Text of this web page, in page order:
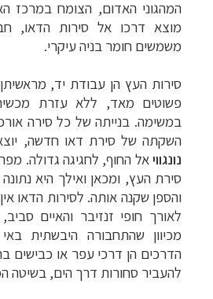
המהגוני האדום, הצומח במרכז
מוצא דרכו אל סירות הדאו,
משמשים חומר בניה עיקרי.
סירות העץ הן עבודת יד,
פשוטים מאד, ללא עזרת
במשימה. בנייתה של כל סירה
השקתה של סירת דאו חדשה,
נונגווי אל החוף, לחגיגה גדולה.
סירת העץ, ומכאן ואילך היא
והספן שקנה אותה. לסירות הדאו
לאורך חופי זנזיבר והאיים
מכיוון שהתחבורה היבשתית
הדרכים הן דרכי עפר או כבישים
להעביר סחורות דרך הים, בשיטה